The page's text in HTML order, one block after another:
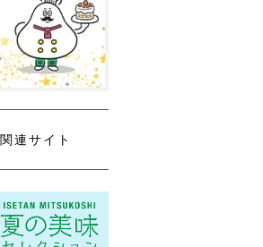
関連サイト